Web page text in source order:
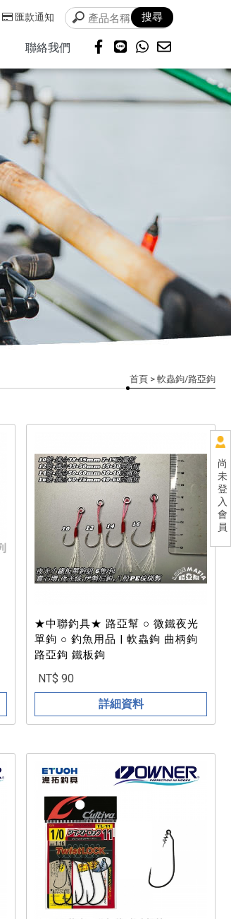
尚
未
登
入
會
員
聯絡我們
匯款通知
首頁 > 軟蟲鉤/路亞鉤
★中聯釣具★ 路亞幫 ○ 微鐵夜光
單鉤 ○ 釣魚用品 | 軟蟲鉤 曲柄鉤
路亞鉤 鐵板鉤
NT$ 90
詳細資料